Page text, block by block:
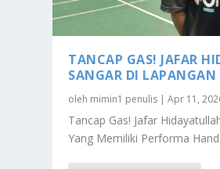
TANCAP GAS! JAFAR
SANGAR DI LAPANGAN
oleh mimin1 penulis |Apr 11,
Tancap Gas! Jafar
Yang Memiliki Performa